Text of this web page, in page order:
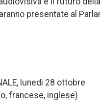
presentate al
lunedi 28 ottobre
francese, inglese)